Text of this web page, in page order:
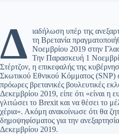
Δ ιαδήλωση υπέρ της
τη Βρετανία
Νοεμβρίου 2019 στην
Την Παρασκευή 1
Στέρτζον, η επικεφαλής της
Σκωτικού Εθνικού Κόμματος (SNP)
πρόωρες βρετανικές βουλευτικές
Δεκεμβρίου 2019, είπε ότι «είναι η
γλιτώσει το Brexit και να θέσει το
χέρια». Ακόμη ανακοίνωσε ότι θα
δημοψηφίσματος για την
Δεκεμβρίου 2019.